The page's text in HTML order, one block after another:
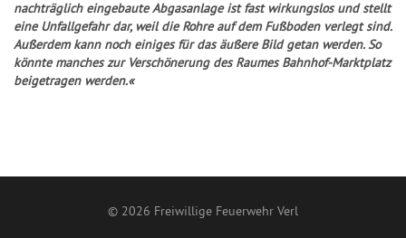
nachträglich eingebaute Abgasanlage ist fast wirkungslos und stellt
eine Unfallgefahr dar, weil die Rohre auf dem Fußboden verlegt sind.
Außerdem kann noch einiges für das äußere Bild getan werden. So
könnte manches zur Verschönerung des Raumes Bahnhof-Marktplatz
beigetragen werden.«
© 2026 Freiwillige Feuerwehr Verl